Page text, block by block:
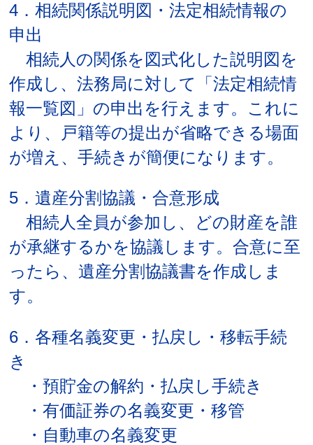
4．相続関係説明図・法定相続情報の
申出
相続人の関係を図式化した説明図を
作成し、法務局に対して「法定相続情
報一覧図」の申出を行えます。これに
より、戸籍等の提出が省略できる場面
が増え、手続きが簡便になります。
5．遺産分割協議・合意形成
相続人全員が参加し、どの財産を誰
が承継するかを協議します。合意に至
ったら、遺産分割協議書を作成しま
す。
6．各種名義変更・払戻し・移転手続
き
・預貯金の解約・払戻し手続き
・有価証券の名義変更・移管
・自動車の名義変更